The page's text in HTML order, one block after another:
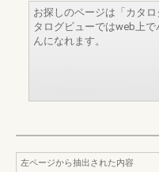
お探しのページは「カタ
タログビューではweb上
んになれます。
左ページから抽出された内容